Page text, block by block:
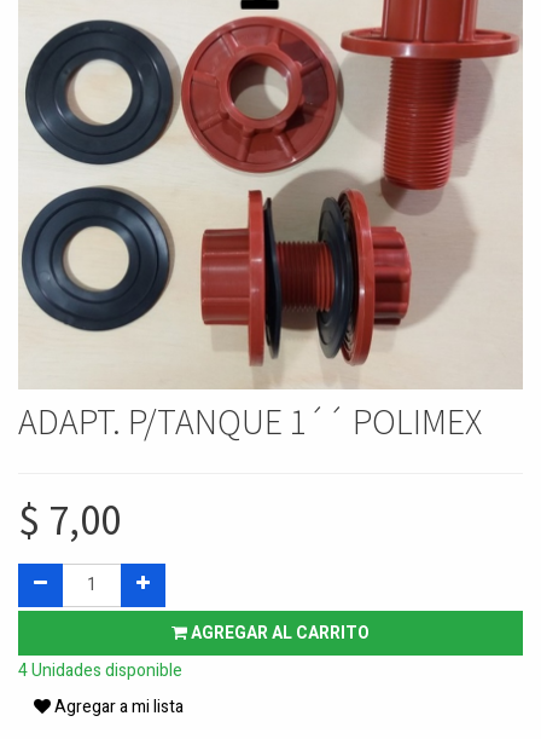
ADAPT. P/TANQUE 1´´ POLIMEX
$ 7,00
AGREGAR AL CARRITO
4 Unidades disponible
Agregar a mi lista